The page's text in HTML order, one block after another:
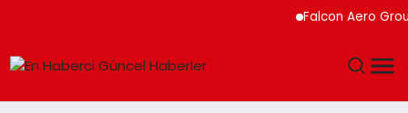
Falcon Aero Group,